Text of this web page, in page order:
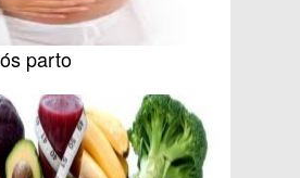
parto